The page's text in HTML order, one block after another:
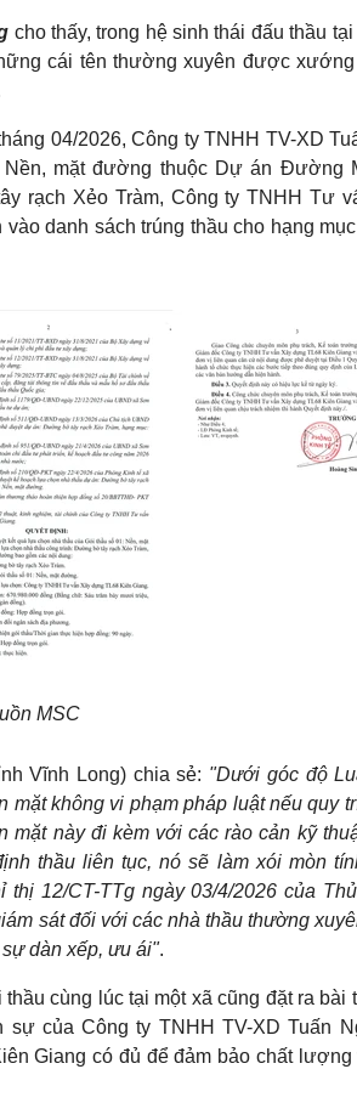
cho thấy, trong hệ sinh thái đấu thầu tại
cái tên thường xuyên được
04/2026, Công ty TNHH TV-XD
mặt đường thuộc Dự án Đường
rạch Xẻo Tràm, Công ty TNHH Tư
danh sách trúng thầu cho hạng
MSC
Vĩnh Long) chia sẻ: "Dưới góc độ
mặt không vi phạm pháp luật nếu quy
mặt này đi kèm với các rào cản kỹ
thầu liên tục, nó sẽ làm xói mòn
12/CT-TTg ngày 03/4/2026 của
sát đối với các nhà thầu thường
dàn xếp, ưu ái".
cùng lúc tại một xã cũng đặt ra bài
của Công ty TNHH TV-XD Tuấn
Giang có đủ để đảm bảo chất lượng